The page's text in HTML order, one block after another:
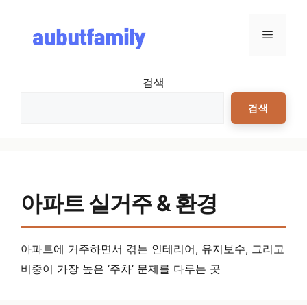
메뉴
검색
검색
아파트 실거주 & 환경
아파트에 거주하면서 겪는 인테리어, 유지보수, 그리고
비중이 가장 높은 ‘주차’ 문제를 다루는 곳